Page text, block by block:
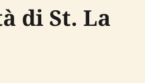
di St. La